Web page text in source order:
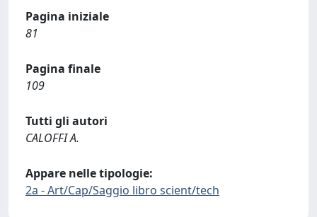
Pagina iniziale
81
Pagina finale
109
Tutti gli autori
CALOFFI A.
Appare nelle tipologie:
2a - Art/Cap/Saggio libro scient/tech